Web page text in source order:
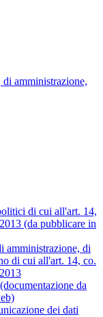
amministrazione,
di cui all'art. 14,
(da pubblicare in
amministrazione, di
di cui all'art. 14, co.
da
dei dati